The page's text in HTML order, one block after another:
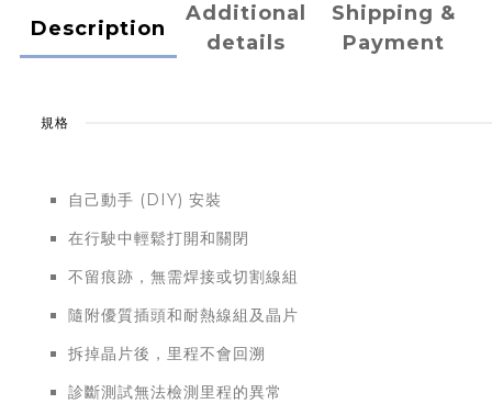
Description
Additional
details
Shipping &
Payment
規格
自己動手 (DIY) 安裝
在行駛中輕鬆打開和關閉
不留痕跡，無需焊接或切割線組
隨附優質插頭和耐熱線組及晶片
拆掉晶片後，里程不會回溯
診斷測試無法檢測里程的異常